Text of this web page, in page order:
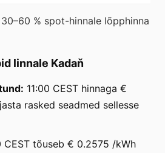
% spot-hinnale lõpphinna
linnale Kadaň
11:00 CEST hinnaga €
rasked seadmed sellesse
CEST tõuseb € 0.2575 /kWh